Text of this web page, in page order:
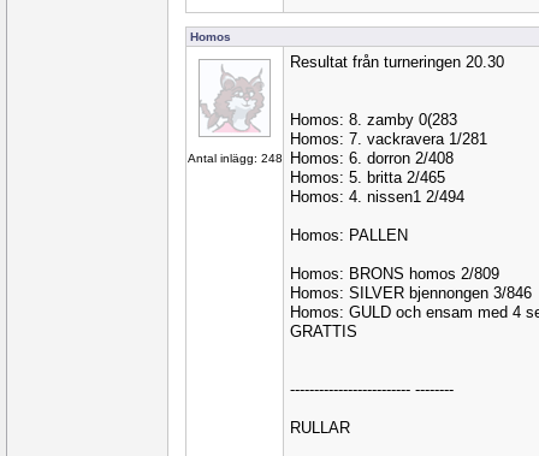
Homos
Antal inlägg: 248
Resultat från turneringen 20.30
Homos: 8. zamby 0(283
Homos: 7. vackravera 1/281
Homos: 6. dorron 2/408
Homos: 5. britta 2/465
Homos: 4. nissen1 2/494
Homos: PALLEN
Homos: BRONS homos 2/809
Homos: SILVER bjennongen 3/846
Homos: GULD och ensam med 4
GRATTIS
------------------------- --------
RULLAR